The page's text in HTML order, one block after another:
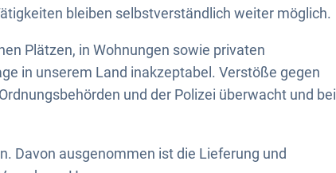
bleiben selbstverständlich weiter möglich.
Plätzen, in Wohnungen sowie privaten
in unserem Land inakzeptabel. Verstöße gegen
und der Polizei überwacht und bei
Davon ausgenommen ist die Lieferung und